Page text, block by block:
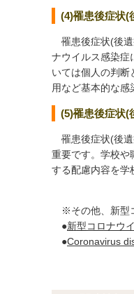
(4)罹患後症状(
罹患後症状(後遺
ナウイルス感染症
いては個人の判断
用など基本的な感
(5)罹患後症状(
罹患後症状(後遺
重要です。学校や
する配慮内容を学
※その他、新型
●新型コロナウ
●Coronavirus